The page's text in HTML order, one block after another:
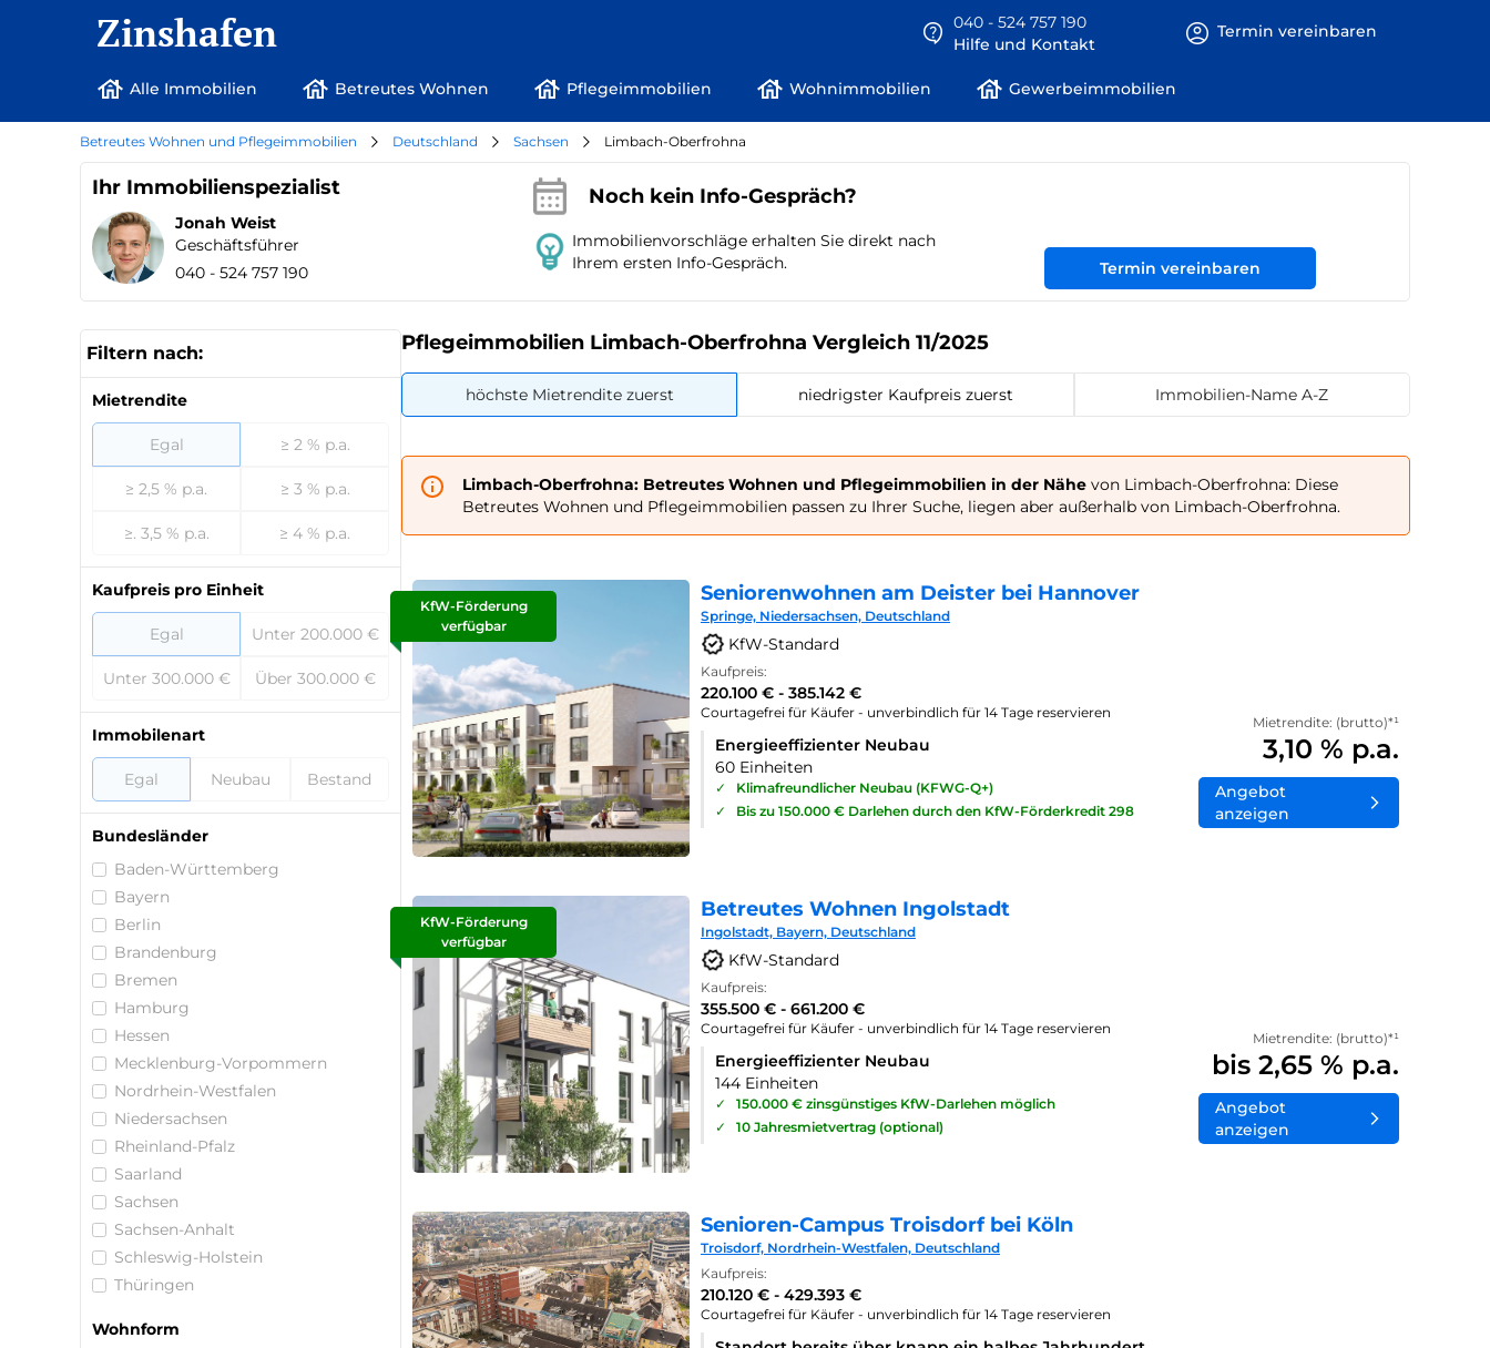
Zinshafen
040 - 524 757 190
Hilfe und Kontakt
Termin vereinbaren
Alle Immobilien Betreutes Wohnen Pflegeimmobilien Wohnimmobilien Gewerbeimmobilien
Betreutes Wohnen und Pflegeimmobilien Deutschland Sachsen Limbach-Oberfrohna
Ihr Immobilienspezialist
Jonah Weist
Geschäftsführer
040 - 524 757 190
Noch kein Info-Gespräch?
Immobilienvorschläge erhalten Sie direkt nach
Ihrem ersten Info-Gespräch.
Termin vereinbaren
Filtern nach:
Mietrendite
Egal ≥ 2 % p.a.
≥ 2,5 % p.a. ≥ 3 % p.a.
≥. 3,5 % p.a. ≥ 4 % p.a.
Kaufpreis pro Einheit
Egal Unter 200.000 €
Unter 300.000 € Über 300.000 €
Immobilenart
Egal Neubau Bestand
Bundesländer
Baden-Württemberg
Bayern
Berlin
Brandenburg
Bremen
Hamburg
Hessen
Mecklenburg-Vorpommern
Nordrhein-Westfalen
Niedersachsen
Rheinland-Pfalz
Saarland
Sachsen
Sachsen-Anhalt
Schleswig-Holstein
Thüringen
Wohnform
Pflegeimmobilien Limbach-Oberfrohna Vergleich 11/2025
höchste Mietrendite zuerst niedrigster Kaufpreis zuerst Immobilien-Name A-Z
Limbach-Oberfrohna: Betreutes Wohnen und Pflegeimmobilien in der Nähe von Limbach-Oberfrohna: Diese
Betreutes Wohnen und Pflegeimmobilien passen zu Ihrer Suche, liegen aber außerhalb von Limbach-Oberfrohna.
KfW-Förderung
verfügbar
Seniorenwohnen am Deister bei Hannover
Springe, Niedersachsen, Deutschland
KfW-Standard
Kaufpreis:
220.100 € - 385.142 €
Courtagefrei für Käufer - unverbindlich für 14 Tage reservieren
Energieeffizienter Neubau
60 Einheiten
✓
Klimafreundlicher Neubau (KFWG-Q+)
✓
Bis zu 150.000 € Darlehen durch den KfW-Förderkredit 298
Mietrendite: (brutto)*¹
3,10 % p.a.
Angebot
anzeigen
KfW-Förderung
verfügbar
Betreutes Wohnen Ingolstadt
Ingolstadt, Bayern, Deutschland
KfW-Standard
Kaufpreis:
355.500 € - 661.200 €
Courtagefrei für Käufer - unverbindlich für 14 Tage reservieren
Energieeffizienter Neubau
144 Einheiten
✓
150.000 € zinsgünstiges KfW-Darlehen möglich
✓
10 Jahresmietvertrag (optional)
Mietrendite: (brutto)*¹
bis 2,65 % p.a.
Angebot
anzeigen
Senioren-Campus Troisdorf bei Köln
Troisdorf, Nordrhein-Westfalen, Deutschland
Kaufpreis:
210.120 € - 429.393 €
Courtagefrei für Käufer - unverbindlich für 14 Tage reservieren